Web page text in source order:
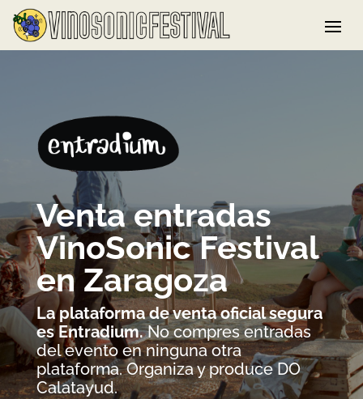
Venta entradas
VinoSonic Festival
en Zaragoza
La plataforma de venta oficial segura
es Entradium.No compres entradas
del evento en ninguna otra
plataforma. Organiza y produce DO
Calatayud.